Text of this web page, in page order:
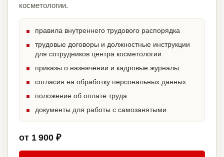
косметологии.
правила внутреннего трудового распорядка
трудовые договоры и должностные инструкции
для сотрудников центра косметологии
приказы о назначении и кадровые журналы
согласия на обработку персональных данных
положение об оплате труда
документы для работы с самозанятыми
от 1 900 ₽